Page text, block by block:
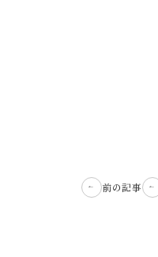
前の記事